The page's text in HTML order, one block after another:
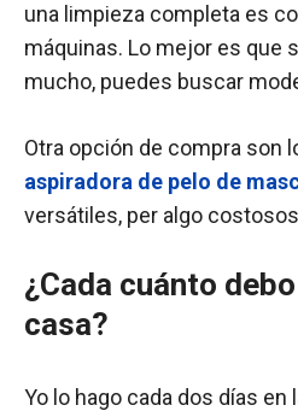
una limpieza completa es
máquinas. Lo mejor es que
mucho, puedes buscar
Otra opción de compra son
aspiradora de pelo de
versátiles, per algo
¿Cada cuánto
casa?
Yo lo hago cada dos días